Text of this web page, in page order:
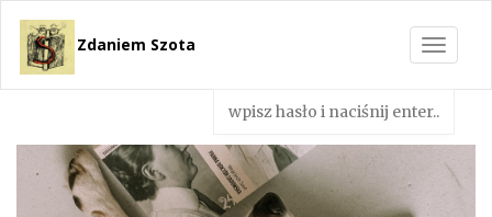
Toggle
Zdaniem Szota